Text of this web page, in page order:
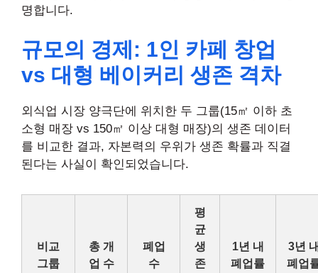
명합니다.
규모의 경제: 1인 카페 창업
vs 대형 베이커리 생존 격차
외식업 시장 양극단에 위치한 두 그룹(15㎡ 이하 초
소형 매장 vs 150㎡ 이상 대형 매장)의 생존 데이터
를 비교한 결과, 자본력의 우위가 생존 확률과 직결
된다는 사실이 확인되었습니다.
비교
그룹
총 개
업 수
폐업
수
평
균
생
존
1년 내
폐업률
3년
폐업